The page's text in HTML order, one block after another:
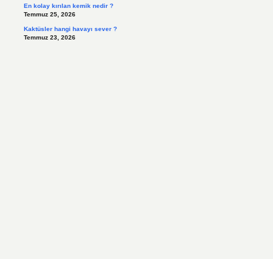
En kolay kırılan kemik nedir ?
Temmuz 25, 2026
Kaktüsler hangi havayı sever ?
Temmuz 23, 2026